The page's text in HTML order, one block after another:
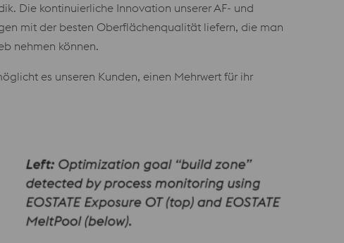
Die kontinuierliche Innovation unserer AF- und
mit der besten Oberflächenqualität liefern, die man
nehmen können.
es unseren Kunden, einen Mehrwert für ihr